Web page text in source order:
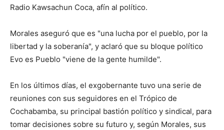
Radio Kawsachun Coca, afín al político.
Morales aseguró que es "una lucha por el pueblo, por la
libertad y la soberanía", y aclaró que su bloque político
Evo es Pueblo "viene de la gente humilde".
En los últimos días, el exgobernante tuvo una serie de
reuniones con sus seguidores en el Trópico de
Cochabamba, su principal bastión político y sindical, para
tomar decisiones sobre su futuro y, según Morales, sus